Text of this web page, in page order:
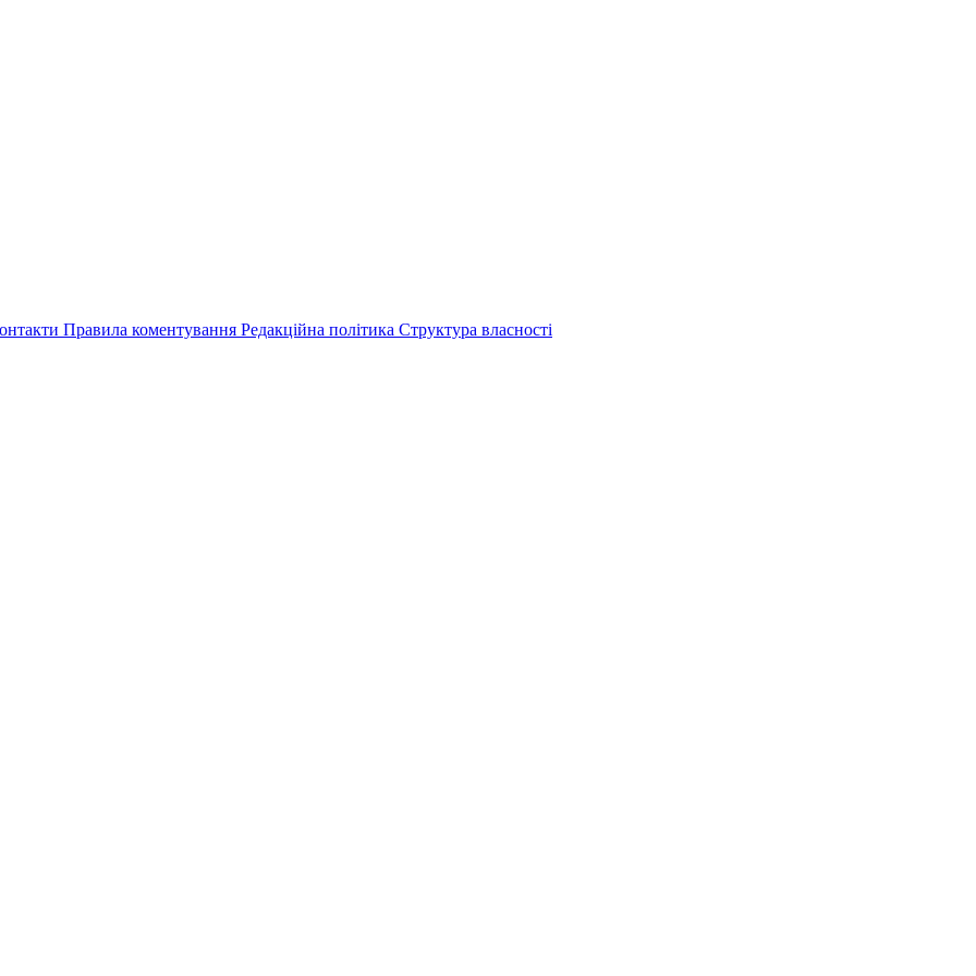
Правила коментування Редакційна політика Структура власності